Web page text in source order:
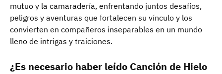
mutuo y la camaradería, enfrentando juntos desafíos,
peligros y aventuras que fortalecen su vínculo y los
convierten en compañeros inseparables en un mundo
lleno de intrigas y traiciones.
¿Es necesario haber leído Canción de Hielo